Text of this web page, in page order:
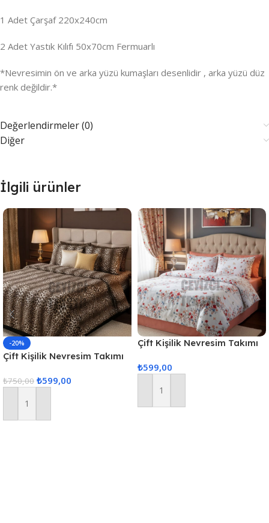
1 Adet Çarşaf 220x240cm
2 Adet Yastık Kılıfı 50x70cm Fermuarlı
*Nevresimin ön ve arka yüzü kumaşları desenlidir , arka yüzü düz
renk değildir.*
Değerlendirmeler (0)
Diğer
İlgili ürünler
-20%
Çift Kişilik Nevresim Takımı
₺750,00 ₺599,00
Sepete Ekle
Çift Kişilik Nevresim Takımı
₺599,00
Sepete Ekle